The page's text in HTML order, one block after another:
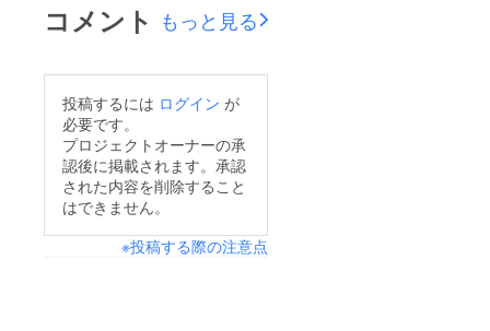
コメント もっと見る
投稿するには ログイン が
必要です。
プロジェクトオーナーの承
認後に掲載されます。承認
された内容を削除すること
はできません。
※投稿する際の注意点